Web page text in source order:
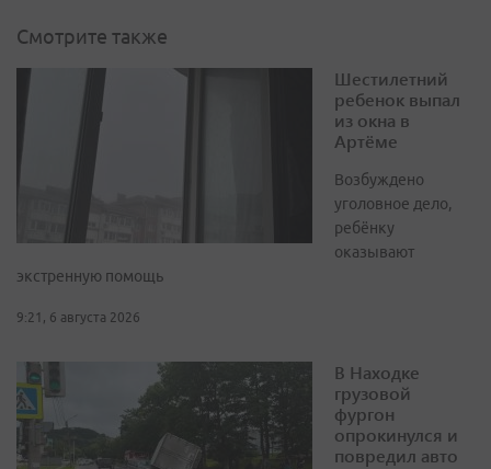
Смотрите также
Шестилетний
ребенок выпал
из окна в
Артёме
Возбуждено
уголовное дело,
ребёнку
оказывают
экстренную помощь
9:21, 6 августа 2026
В Находке
грузовой
фургон
опрокинулся и
повредил авто